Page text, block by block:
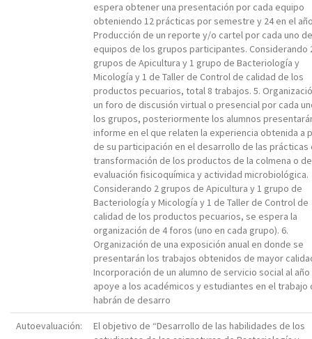
espera obtener una presentación por cada equipo
obteniendo 12 prácticas por semestre y 24 en el
Producción de un reporte y/o cartel por cada uno
equipos de los grupos participantes. Considerando
grupos de Apicultura y 1 grupo de Bacteriología y
Micología y 1 de Taller de Control de calidad de los
productos pecuarios, total 8 trabajos. 5.
un foro de discusión virtual o presencial por cada
los grupos, posteriormente los alumnos
informe en el que relaten la experiencia obtenida a
de su participación en el desarrollo de las prácticas
transformación de los productos de la colmena o
evaluación fisicoquímica y actividad microbiológica.
Considerando 2 grupos de Apicultura y 1 grupo de
Bacteriología y Micología y 1 de Taller de Control de
calidad de los productos pecuarios, se espera la
organización de 4 foros (uno en cada grupo). 6.
Organización de una exposición anual en donde se
presentarán los trabajos obtenidos de mayor
Incorporación de un alumno de servicio social al
apoye a los académicos y estudiantes en el trabajo
habrán de desarro
Autoevaluación:
El objetivo de “Desarrollo de las habilidades de los